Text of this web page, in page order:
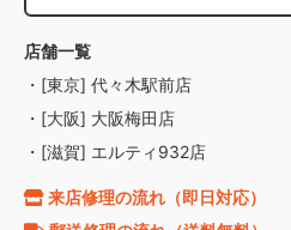
店舗一覧
・[東京] 代々木駅前店
・[大阪] 大阪梅田店
・[滋賀] エルティ932店
来店修理の流れ（即日対応）